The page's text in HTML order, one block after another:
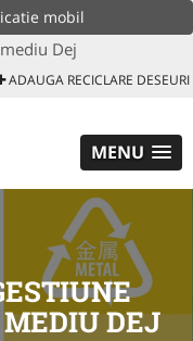
mobil
Dej
ADAUGA RECICLARE DESEURI
MENU
DEJ